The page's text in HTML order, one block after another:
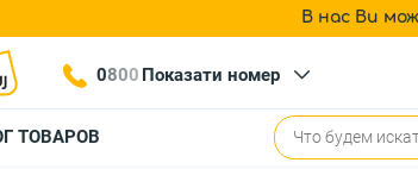
В нас Ви
0800 Показати номер
ТОВАРОВ